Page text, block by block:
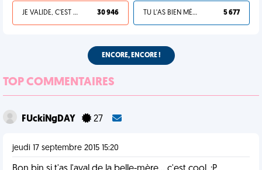
JE VALIDE, C'EST UNE VDM 30 946 TU L'AS BIEN MÉRITÉ 5 677
ENCORE, ENCORE !
TOP COMMENTAIRES
FUckiNgDAY 27
jeudi 17 septembre 2015 15:20